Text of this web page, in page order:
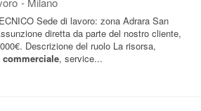
Sede di lavoro: zona Adrara San
diretta da parte del nostro cliente,
Descrizione del ruolo La risorsa,
commerciale, service...